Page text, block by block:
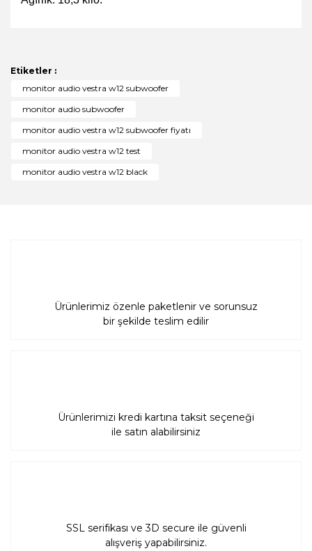
Yorum Yaz
Ürün bilgilerinde hatalar bulunuyor.
Ürün fiyatı diğer sitelerden daha pahalı.
Bu ürüne benzer farklı alternatifler olmalı.
Etiketler :
monitor audio vestra w12 subwoofer
monitor audio subwoofer
monitor audio vestra w12 subwoofer fiyatı
monitor audio vestra w12 test
monitor audio vestra w12 black
Ürünlerimiz özenle paketlenir ve sorunsuz
bir şekilde teslim edilir
Ürünlerimizi kredi kartına taksit seçeneği
ile satın alabilirsiniz
SSL serifikası ve 3D secure ile güvenli
alışveriş yapabilirsiniz.